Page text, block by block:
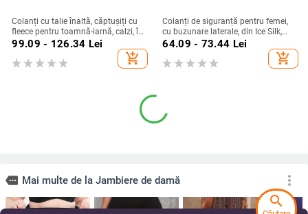
Colanți cu talie înaltă, căptușiți cu
fleece pentru toamnă-iarnă, calzi, în
mărime mare, mulat
99.09 - 126.34 Lei
add_shopping_cart
Colanți de siguranță pentru femei,
cu buzunare laterale, din Ice Silk,
pentru vară, subțiri, opaci, mărime
64.09 - 73.44 Lei
add_shopping_cart
more Mai multe de la Jambiere de damă more_vert
search